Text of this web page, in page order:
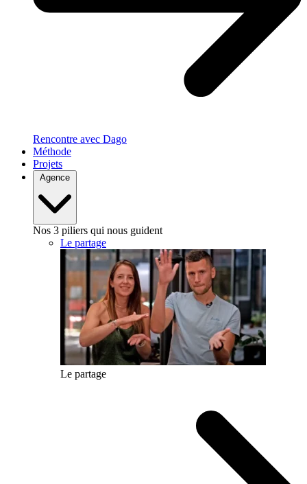
Rencontre avec Dago
Méthode
Projets
Agence
Nos 3 piliers qui nous guident
Le partage
Le partage